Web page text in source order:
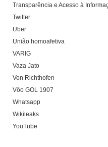
Transparência e Acesso à
Twitter
Uber
União homoafetiva
VARIG
Vaza Jato
Von Richthofen
Vôo GOL 1907
Whatsapp
Wikileaks
YouTube